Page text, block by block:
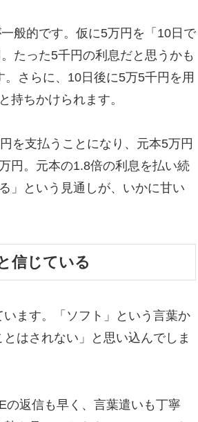
般的です。仮に5万円を「10日で
たった5千円の利息だと思うかも
さらに、10日後に5万5千円を用
持ちかけられます。
を支払うことになり、元本5万円
円。元本の1.8倍の利息を払い続
」という見通しが、いかに甘い
信じている
ます。「ソフト」という言葉か
はされない」と思い込んでしま
の返信も早く、言葉遣いも丁寧